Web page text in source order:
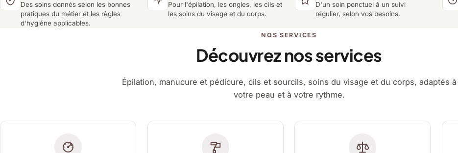
Montérégie Nord-du-Québec
Des soins donnés selon les bonnes
pratiques du métier et les règles
d'hygiène applicables.
Pour l'épilation, les ongles, les cils et
les soins du visage et du corps.
D'un soin ponctuel à un suivi
régulier, selon vos besoins.
NOS SERVICES
Découvrez nos services
Épilation, manucure et pédicure, cils et sourcils, soins du visage et du corps, adaptés à
votre peau et à votre rythme.